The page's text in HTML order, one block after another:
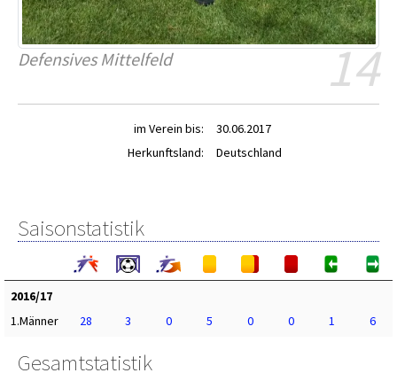
14
Defensives Mittelfeld
im Verein bis:
30.06.2017
Herkunftsland:
Deutschland
Saisonstatistik
2016/17
1.Männer
28 3 0 5 0 0 1 6
Gesamtstatistik